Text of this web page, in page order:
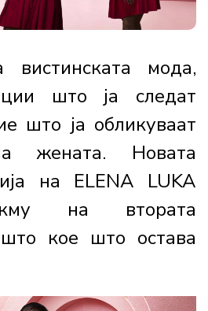
мода,
што ја следат
што ја обликуваат
жената. Новата
на ELENA LUKA
на втората
кое што остава